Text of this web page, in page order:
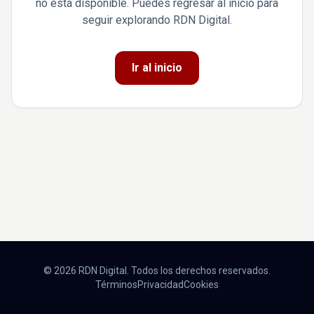
no está disponible. Puedes regresar al inicio para
seguir explorando RDN Digital.
Ir al inicio
© 2026 RDN Digital. Todos los derechos reservados.
TérminosPrivacidadCookies